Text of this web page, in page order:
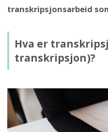
transkripsjonsarbeid
Hva er
transkripsjon)?